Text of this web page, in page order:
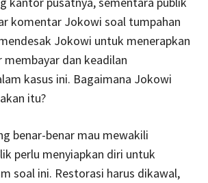
komentar Jokowi soal tumpahan
Jokowi untuk menerapkan
membayar dan keadilan
kasus ini. Bagaimana Jokowi
itu?
benar-benar mau mewakili
perlu menyiapkan diri untuk
soal ini. Restorasi harus dikawal,